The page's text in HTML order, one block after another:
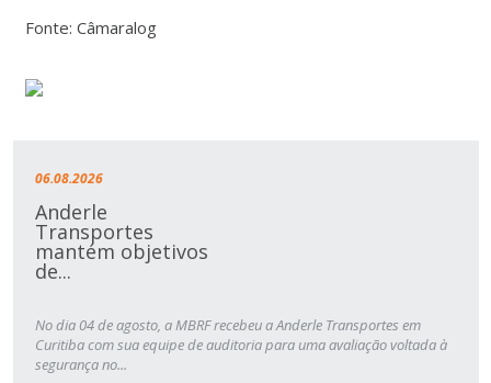
Fonte: Câmaralog
06.08.2026
Anderle
Transportes
mantém objetivos
de...
No dia 04 de agosto, a MBRF recebeu a Anderle Transportes em
Curitiba com sua equipe de auditoria para uma avaliação voltada à
segurança no...